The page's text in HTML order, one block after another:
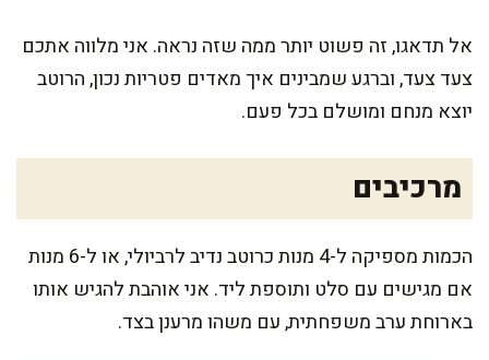
אל תדאגו, זה פשוט יותר ממה שזה נראה. אני מלווה אתכם
צעד צעד, וברגע שמבינים איך מאדים פטריות נכון, הרוטב
יוצא מנחם ומושלם בכל פעם.
מרכיבים
הכמות מספיקה ל-4 מנות כרוטב נדיב לרביולי, או ל-6 מנות
אם מגישים עם סלט ותוספת ליד. אני אוהבת להגיש אותו
בארוחת ערב משפחתית, עם משהו מרענן בצד.